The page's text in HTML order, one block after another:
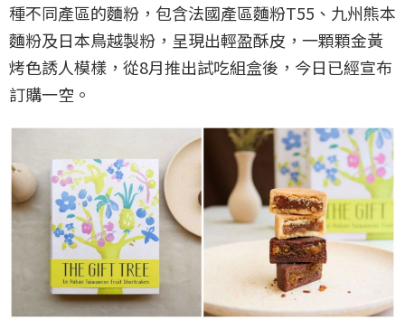
種不同產區的麵粉，包含法國產區麵粉T55、九州熊本
麵粉及日本鳥越製粉，呈現出輕盈酥皮，一顆顆金黃
烤色誘人模樣，從8月推出試吃組盒後，今日已經宣布
訂購一空。